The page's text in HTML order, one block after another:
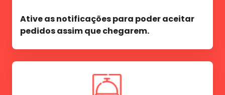
Ative as notificações para poder aceitar
pedidos assim que chegarem.